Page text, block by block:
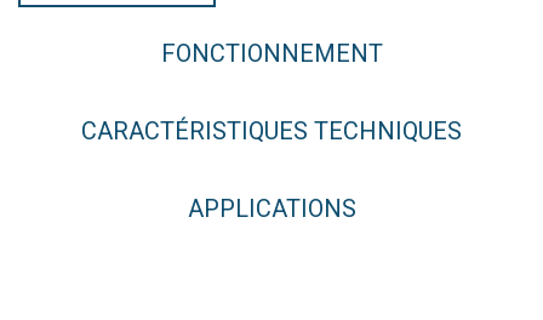
FONCTIONNEMENT
CARACTÉRISTIQUES TECHNIQUES
APPLICATIONS